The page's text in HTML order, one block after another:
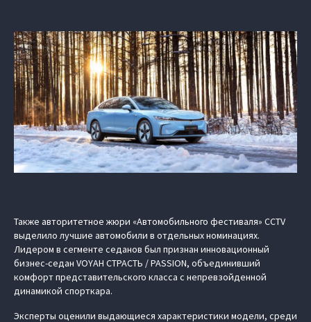
Также авторитетное жюри «Автомобильного фестиваля» CCTV
выделило лучшие автомобили в отдельных номинациях.
Лидером в сегменте седанов был признан инновационный
бизнес-седан VOYAH СТРАСТЬ / PASSION, объединивший
комфорт представительского класса с непревзойденной
динамикой спорткара.
Эксперты оценили выдающиеся характеристики модели, среди